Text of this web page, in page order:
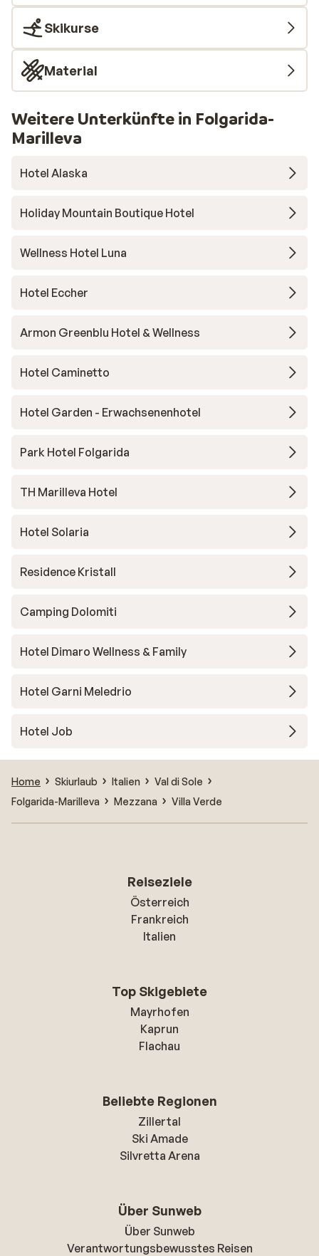
Skikurse
Material
Weitere Unterkünfte in Folgarida-
Marilleva
Hotel Alaska
Holiday Mountain Boutique Hotel
Wellness Hotel Luna
Hotel Eccher
Armon Greenblu Hotel & Wellness
Hotel Caminetto
Hotel Garden - Erwachsenenhotel
Park Hotel Folgarida
TH Marilleva Hotel
Hotel Solaria
Residence Kristall
Camping Dolomiti
Hotel Dimaro Wellness & Family
Hotel Garni Meledrio
Hotel Job
Home Skiurlaub Italien
Val di Sole
Folgarida-Marilleva
Mezzana Villa Verde
Reiseziele
Österreich
Frankreich
Italien
Top Skigebiete
Mayrhofen
Kaprun
Flachau
Beliebte Regionen
Zillertal
Ski Amade
Silvretta Arena
Über Sunweb
Über Sunweb
Verantwortungsbewusstes Reisen